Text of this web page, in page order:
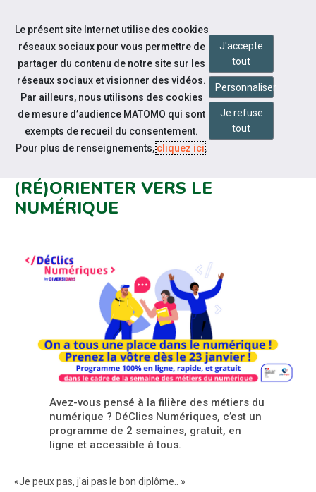
Aller au contenu
Notre actualité
DÉCLICS NUMÉRIQUES, LE
(RÉ)ORIENTER VERS LE
NUMÉRIQUE
Avez-vous pensé à la filière des métiers du
numérique ? DéClics Numériques, c’est un
programme de 2 semaines, gratuit, en
ligne et accessible à tous.
«Je peux pas, j'ai pas le bon diplôme.. »
Le présent site Internet utilise des cookies
réseaux sociaux pour vous permettre de
partager du contenu de notre site sur les
réseaux sociaux et visionner des vidéos.
Par ailleurs, nous utilisons des cookies
de mesure d’audience MATOMO qui sont
exempts de recueil du consentement.
Pour plus de renseignements,cliquez ici.
J'accepte
tout
Personnaliser
Je refuse
tout